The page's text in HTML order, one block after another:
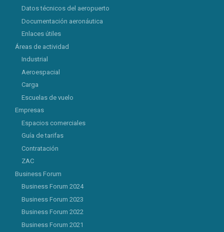
Datos técnicos del aeropuerto
Documentación aeronáutica
Enlaces útiles
Áreas de actividad
Industrial
Aeroespacial
Carga
Escuelas de vuelo
Empresas
Espacios comerciales
Guía de tarifas
Contratación
ZAC
Business Forum
Business Forum 2024
Business Forum 2023
Business Forum 2022
Business Forum 2021